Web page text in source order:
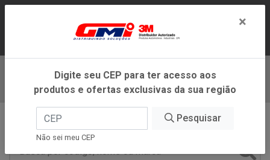
ATENDIMENTO DENTRO DO ESTADO DE
MINAS GERAIS.
Baixe já nosso APP
×
Digite seu CEP para ter acesso aos
produtos e ofertas exclusivas da sua região
Pesquisar
Não sei meu CEP